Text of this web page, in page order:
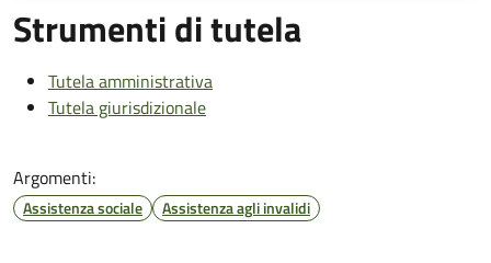
Strumenti di tutela
Tutela amministrativa
Tutela giurisdizionale
Argomenti:
Assistenza sociale Assistenza agli invalidi